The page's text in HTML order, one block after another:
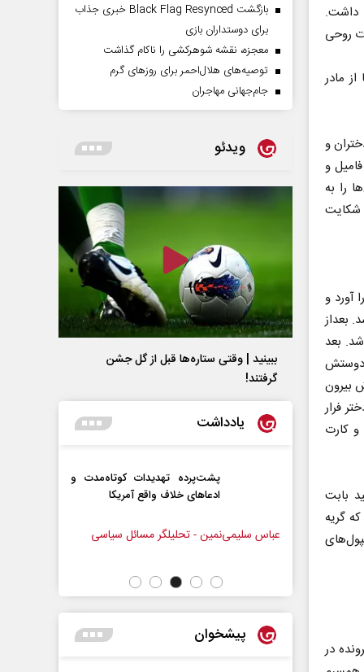
داشت.
روحی
مادر
و
و
را به
شکایت
را آورد و
بعداز
بعد
دوستش
بیرون
فرار
کارت
بابت
گریه
در
بازگشت Black Flag Resynced خبری جذاب
برای دوستداران بازی
معجزه، نقشه شوهرکشی را ناکام گذاشت
توصیه‌های هلال‌احمر برای روز‌های گرم
جام‌جهانی مهاجران
ویدئو
ببینید | وقتی ستاره‌ها قبل از گل جشن
گرفتند!
یادداشت
سیاسی
پشت‌پرده تهدیدات کوتاه‏‌مدت و
ادعا‌های خلاف واقع آمریکا
عباس سلیمی‌نمین - تحلیلگر مسائل سیاسی
پیشخوان